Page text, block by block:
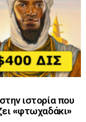
ιστορία που
«φτωχαδάκι»